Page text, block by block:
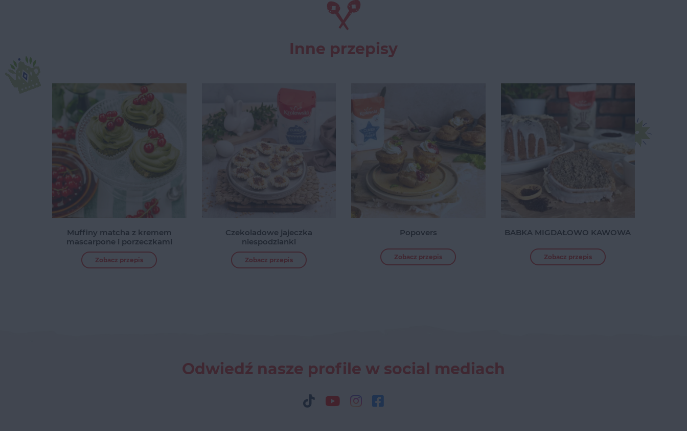
Inne przepisy
Muffiny matcha z kremem
mascarpone i porzeczkami
Zobacz przepis
Czekoladowe jajeczka
niespodzianki
Zobacz przepis
Popovers
Zobacz przepis
BABKA MIGDAŁOWO KAWOWA
Zobacz przepis
Odwiedź nasze profile w social mediach